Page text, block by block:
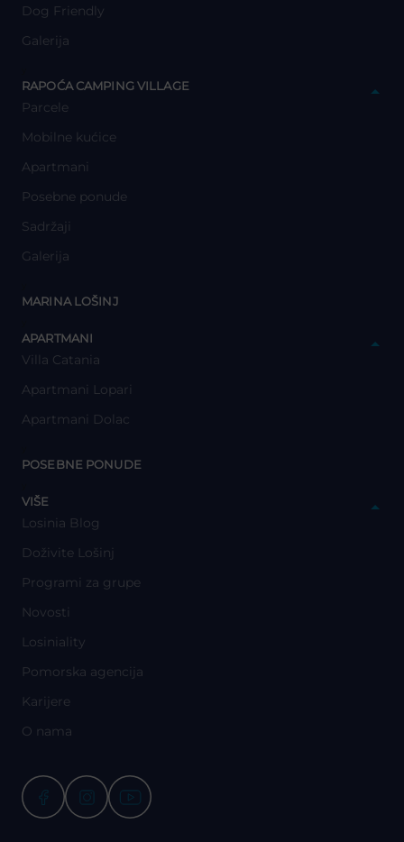
Dog Friendly
Galerija
RAPOĆA CAMPING VILLAGE
Parcele
Mobilne kućice
Apartmani
Posebne ponude
Sadržaji
Galerija
MARINA LOŠINJ
APARTMANI
Villa Catania
Apartmani Lopari
Apartmani Dolac
POSEBNE PONUDE
VIŠE
Losinia Blog
Doživite Lošinj
Programi za grupe
Novosti
Losiniality
Pomorska agencija
Karijere
O nama